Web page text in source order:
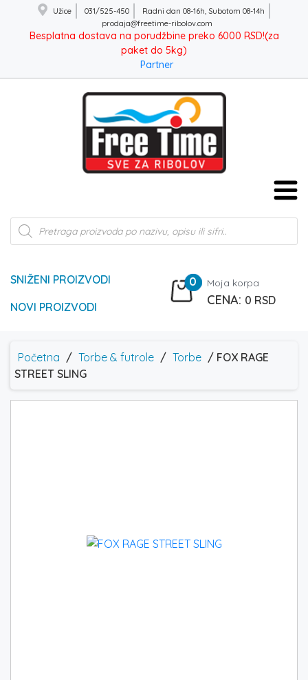
Užice 031/525-450
Radni dan 08-16h, Subotom 08-14h
prodaja@freetime-ribolov.com
Besplatna dostava na porudžbine preko 6000 RSD!(za
paket do 5kg)
Partner
Products
search
SNIŽENI PROIZVODI
NOVI PROIZVODI
0 Moja korpa
0 RSD
Početna / Torbe & futrole / Torbe / FOX RAGE
STREET SLING